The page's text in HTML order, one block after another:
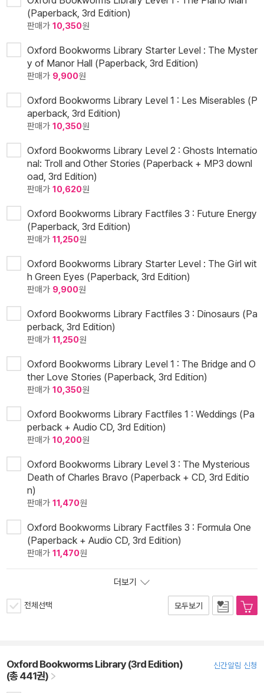
(Paperback, 3rd Edition)
판매가 10,350원
Oxford Bookworms Library Starter Level : The Myster
y of Manor Hall (Paperback, 3rd Edition)
판매가 9,900원
Oxford Bookworms Library Level 1 : Les Miserables (P
aperback, 3rd Edition)
판매가 10,350원
Oxford Bookworms Library Level 2 : Ghosts Internatio
nal: Troll and Other Stories (Paperback + MP3 downl
oad, 3rd Edition)
판매가 10,620원
Oxford Bookworms Library Factfiles 3 : Future Energy
(Paperback, 3rd Edition)
판매가 11,250원
Oxford Bookworms Library Starter Level : The Girl wit
h Green Eyes (Paperback, 3rd Edition)
판매가 9,900원
Oxford Bookworms Library Factfiles 3 : Dinosaurs (Pa
perback, 3rd Edition)
판매가 11,250원
Oxford Bookworms Library Level 1 : The Bridge and O
ther Love Stories (Paperback, 3rd Edition)
판매가 10,350원
Oxford Bookworms Library Factfiles 1 : Weddings (Pa
perback + Audio CD, 3rd Edition)
판매가 10,200원
Oxford Bookworms Library Level 3 : The Mysterious
Death of Charles Bravo (Paperback + CD, 3rd Editio
n)
판매가 11,470원
Oxford Bookworms Library Factfiles 3 : Formula One
(Paperback + Audio CD, 3rd Edition)
판매가 11,470원
더보기
전체선택 모두보기
Oxford Bookworms Library (3rd Edition)
(총 441권)
신간알림 신청